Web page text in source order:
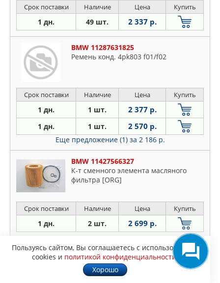
Срок поставки Наличие Цена Купить
1 дн. 49 шт. 2 337 р.
BMW 11287631825
Ремень конд. 4pk803 f01/f02
Срок поставки Наличие Цена Купить
1 дн. 1 шт. 2 377 р.
1 дн. 1 шт. 2 570 р.
Еще предложение (1) за 2 186 р.
BMW 11427566327
К-т сменного элемента масляного
фильтра [ORG]
Срок поставки Наличие Цена Купить
1 дн. 2 шт. 2 699 р.
BMW 13327793672
СМЕННЫЙ ЭЛЕМЕНТ ТОПЛИВНОГО
ФИЛЬТРА
Пользуясь сайтом, Вы соглашаетесь с использованием
cookies и политикой конфиденциальности
Хорошо